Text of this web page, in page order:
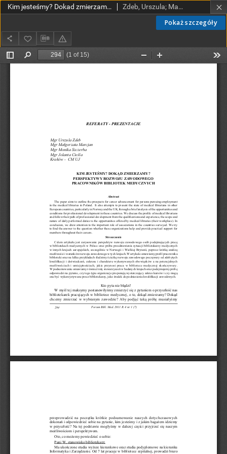
Pokaż szczegóły
Kim jesteśmy? Dokad zmierzamy? Perspektywy rozwoju zawodowego pracowników bibliotek medycznych Zdeb, Urszula; Marcjan, Małgorzata; Szczerba, Monika; Cieśla, Jolanta